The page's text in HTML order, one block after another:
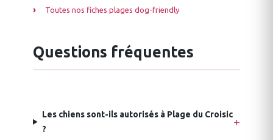
Toutes nos fiches plages dog-friendly
Questions fréquentes
Les chiens sont-ils autorisés à Plage du Croisic
?